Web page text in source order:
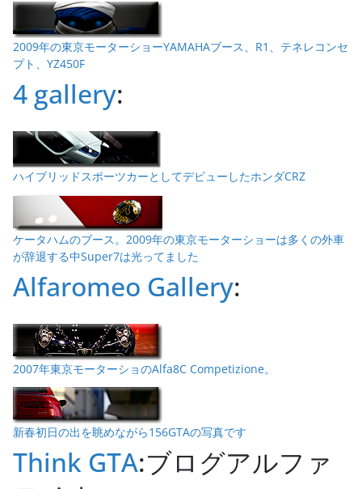
2009年の東京モーターショーYAMAHAブース、R1、テネレコンセ
プト、YZ450F
4 gallery:
ハイブリッドスポーツカーとしてデビューしたホンダCRZ
ケータハムのブース。2009年の東京モーターショーは多くの外車
が辞退する中Super7は光ってました
Alfaromeo Gallery:
2007年東京モーターショのAlfa8C Competizione。
新春初日の出を眺めながら156GTAの写真です
Think GTA:ブログアルファ